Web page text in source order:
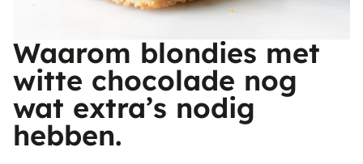
Waarom blondies met
witte chocolade nog
wat extra’s nodig
hebben.